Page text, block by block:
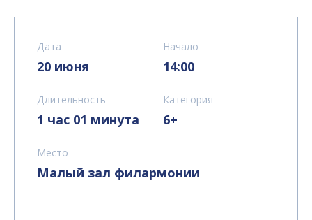
Дата
20 июня
Начало
14:00
Длительность
1 час 01 минута
Категория
6+
Место
Малый зал филармонии